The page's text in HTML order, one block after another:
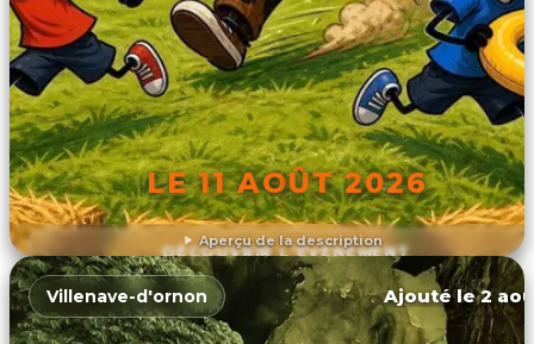
Aperçu de la description
LE 11 AOÛT 2026
DÉCOUVRIR L'ÉVÉNEMENT
Villenave-d'ornon Ajouté le 2